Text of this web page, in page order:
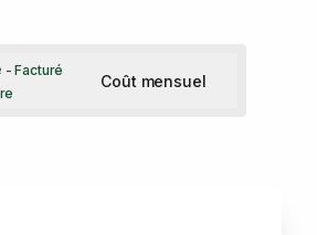
- Facturé
Coût mensuel